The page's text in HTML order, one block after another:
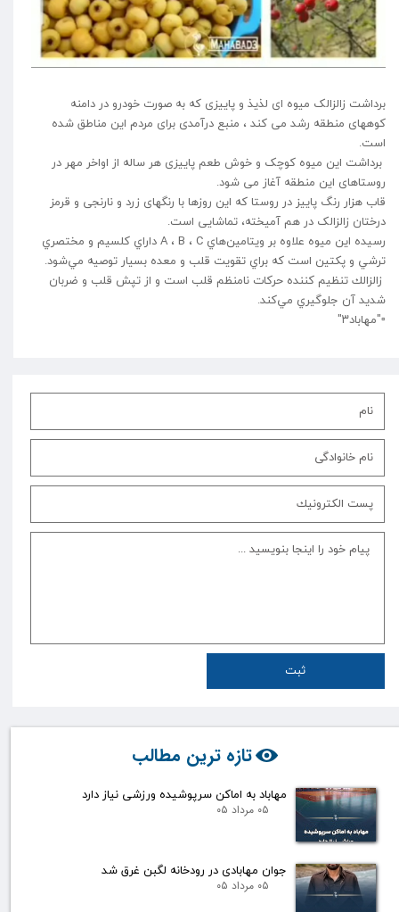
برداشت زالزالک میوه ای لذیذ و پاییزی که به صورت خودرو در دامنه
کوههای منطقه رشد می کند ، منبع درآمدی برای مردم این مناطق شده
است.
برداشت این میوه کوچک و خوش طعم پاییزی هر ساله از اواخر مهر در
روستاهای این منطقه آغاز می شود.
قاب هزار رنگ پاییز در روستا که این روزها با رنگهای زرد و نارنجی و قرمز
درختان زالزالک در هم آمیخته، تماشایی است.
رسيده اين ميوه علاوه بر ويتامين‌هاي A ، B ، C داراي كلسيم و مختصري
ترشي و پكتين است كه براي تقويت قلب و معده بسيار توصيه مي‌شود.
زالزالك تنظيم كننده حركات نامنظم قلب است و از تپش قلب و ضربان
شديد آن جلوگيري مي‌كند.
تازه ترین مطالب
مهاباد به اماکن سرپوشیده ورزشی نیاز دارد
۰۵ مرداد ۰۵
جوان مهابادی در رودخانه لگبن غرق شد
۰۵ مرداد ۰۵
ثبت